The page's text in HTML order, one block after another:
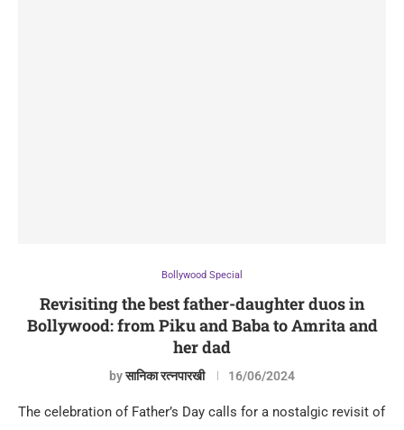
Bollywood Special
Revisiting the best father-daughter duos in
Bollywood: from Piku and Baba to Amrita and
her dad
byसानिका रत्नपारखी 16/06/2024
The celebration of Father’s Day calls for a nostalgic revisit of